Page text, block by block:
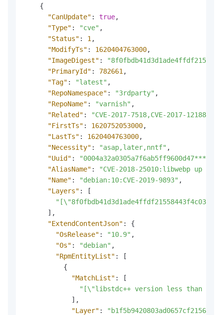
{
"CanUpdate" : true,
"Type" : "cve" ,
"Status" : 1 ,
"ModifyTs" : 1620404763000,
"ImageDigest" :
"PrimaryId" : 782661 ,
"Tag" : "latest" ,
"RepoNamespace" : "3rdparty" ,
"RepoName" : "varnish" ,
"Related" : "CVE-2017-7518,CVE-2017-12188"
"FirstTs" : 1620752053000,
"LastTs" : 1620404763000,
"Necessity" : "asap,later,nntf" ,
"Uuid" : "0004a32a0305a7f6ab5ff9600d47****"
"AliasName" :
"CVE-2018-25010:libwebp up
"Name" : "debian:10:CVE-2019-9893" ,
"Layers" :
[
] ,
"ExtendContentJson" :
{
"OsRelease" : "10.9" ,
"Os" : "debian" ,
"RpmEntityList" :
[
{
"MatchList" :
[
"[\"libstdc++ version less than
] ,
"Layer" :